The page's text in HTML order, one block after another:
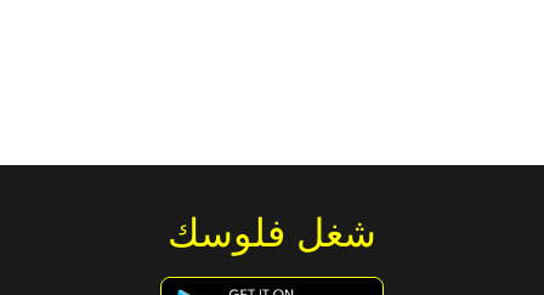
شغل فلوسك